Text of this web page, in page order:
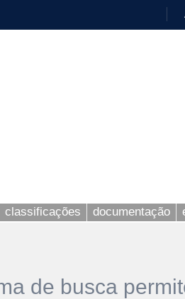
classificações documentação
de busca